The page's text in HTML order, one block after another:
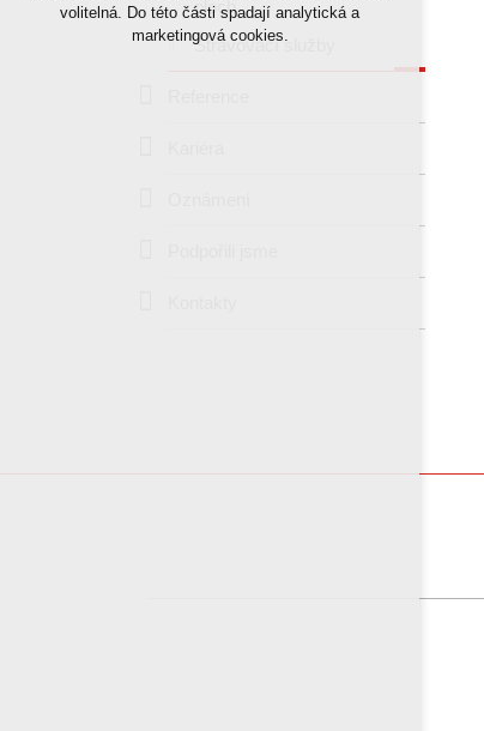
ploch
Stravovací služby
Přijmout všechny cookies
volitelná. Do této části spadají analytická a
marketingová cookies.